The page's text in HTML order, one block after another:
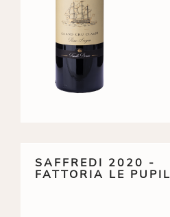
SAFFREDI 2020 -
FATTORIA LE